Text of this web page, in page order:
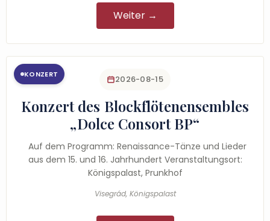
Weiter →
KONZERT 2026-08-15
Konzert des Blockflötenensembles
„Dolce Consort BP“
Auf dem Programm: Renaissance-Tänze und Lieder
aus dem 15. und 16. Jahrhundert Veranstaltungsort:
Königspalast, Prunkhof
Visegrád, Königspalast